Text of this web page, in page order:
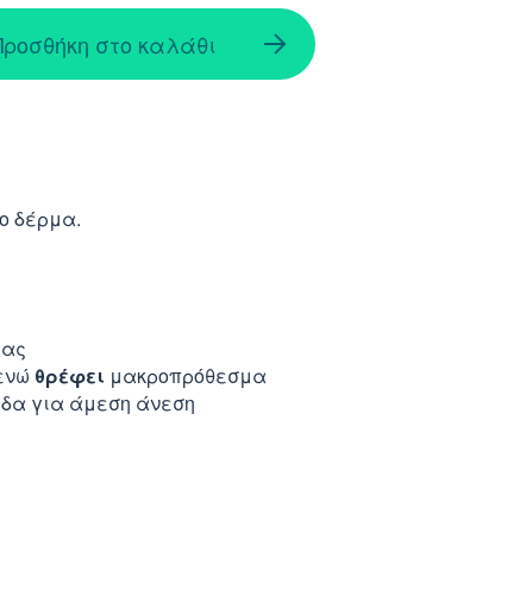
στο καλάθι
δέρμα.
θρέφει μακροπρόθεσμα
για άμεση άνεση